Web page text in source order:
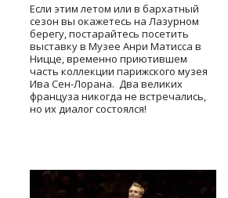
Если этим летом или в бархатный
сезон вы окажетесь на Лазурном
берегу, постарайтесь посетить
выставку в Музее Анри Матисса в
Ницце, временно приютившем
часть коллекции парижского музея
Ива Сен-Лорана. Два великих
француза никогда не встречались,
но их диалог состоялся!